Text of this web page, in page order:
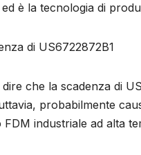
è la tecnologia di
di US6722872B1
dire che la scadenza di
probabilmente
FDM industriale ad alta